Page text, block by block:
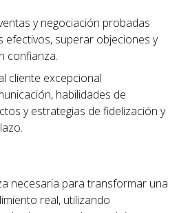
y negociación probadas
efectivos, superar objeciones y
confianza.
cliente excepcional
habilidades de
y estrategias de fidelización y
necesaria para transformar una
real, utilizando